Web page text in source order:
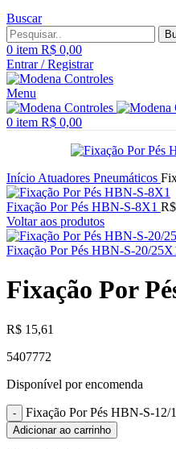
Buscar
0 item R$ 0,00
Entrar / Registrar
Menu
0 item R$ 0,00
Início Atuadores Pneumáticos
Fixação Por Pés HBN-S-8X1 R$
Voltar aos produtos
Fixação Por Pés HBN-S-20/
Fixação Por
R$ 15,61
5407772
Disponível por encomenda
Fixação Por Pés HBN-S-12/
Adicionar ao carrinho